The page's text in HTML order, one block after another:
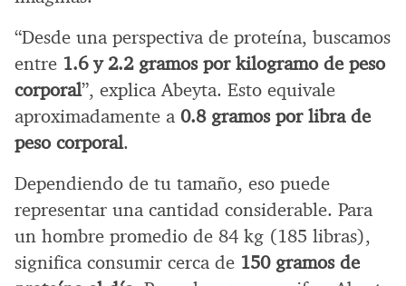
“Desde una perspectiva de proteína, buscamos
entre 1.6 y 2.2 gramos por kilogramo de peso
corporal”, explica Abeyta. Esto equivale
aproximadamente a 0.8 gramos por libra de
peso corporal.
Dependiendo de tu tamaño, eso puede
representar una cantidad considerable. Para
un hombre promedio de 84 kg (185 libras),
significa consumir cerca de 150 gramos de